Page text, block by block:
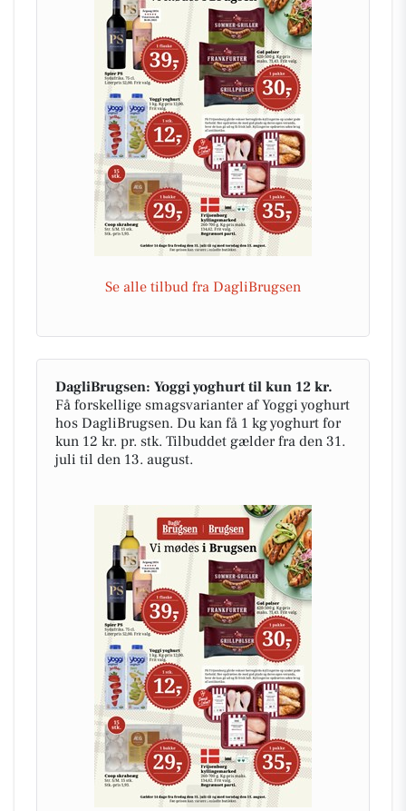
Se alle tilbud fra DagliBrugsen
DagliBrugsen: Yoggi yoghurt til kun 12 kr.
Få forskellige smagsvarianter af Yoggi yoghurt
hos DagliBrugsen. Du kan få 1 kg yoghurt for
kun 12 kr. pr. stk. Tilbuddet gælder fra den 31.
juli til den 13. august.